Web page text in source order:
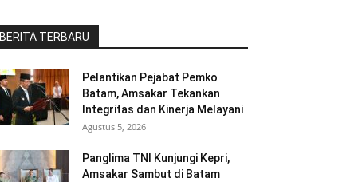
BERITA TERBARU
Pelantikan Pejabat Pemko
Batam, Amsakar Tekankan
Integritas dan Kinerja Melayani
Agustus 5, 2026
Panglima TNI Kunjungi Kepri,
Amsakar Sambut di Batam